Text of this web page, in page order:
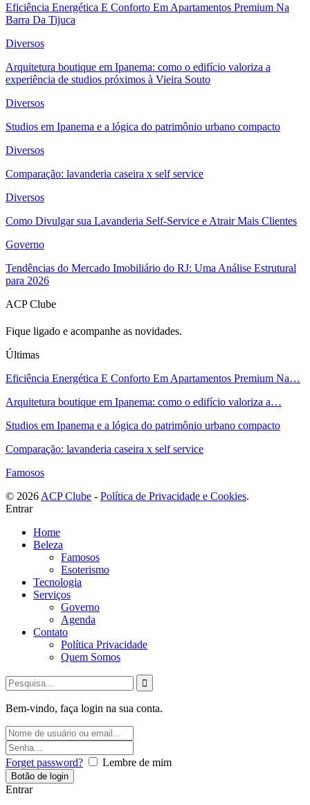
Eficiência Energética E Conforto Em Apartamentos Premium Na
Barra Da Tijuca
Diversos
Arquitetura boutique em Ipanema: como o edifício valoriza a
experiência de studios próximos à Vieira Souto
Diversos
Studios em Ipanema e a lógica do patrimônio urbano compacto
Diversos
Comparação: lavanderia caseira x self service
Diversos
Como Divulgar sua Lavanderia Self-Service e Atrair Mais Clientes
Governo
Tendências do Mercado Imobiliário do RJ: Uma Análise Estrutural
para 2026
ACP Clube
Fique ligado e acompanhe as novidades.
Últimas
Eficiência Energética E Conforto Em Apartamentos Premium Na…
Arquitetura boutique em Ipanema: como o edifício valoriza a…
Studios em Ipanema e a lógica do patrimônio urbano compacto
Comparação: lavanderia caseira x self service
Famosos
©️ 2026 ACP Clube - Política de Privacidade e Cookies.
Entrar
Home
Beleza
Famosos
Esoterismo
Tecnologia
Serviços
Governo
Agenda
Contato
Política Privacidade
Quem Somos
Bem-vindo, faça login na sua conta.
Forget password? Lembre de mim
Entrar